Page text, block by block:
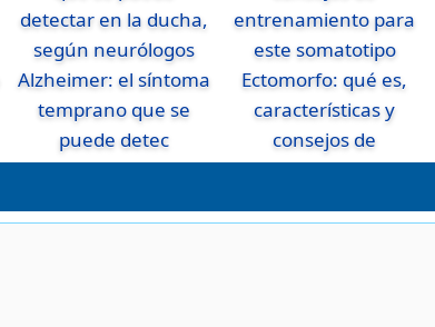
Alzheimer: el síntoma
temprano que se
puede detec
Ectomorfo: qué es,
características y
consejos de